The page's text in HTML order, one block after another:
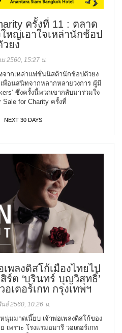
ครั้งที่ 11 : ตลาด
หญ่เอาใจเหล่านักช้อป
วยง
2560, 15:27 น.
จากเหล่าแฟชั่นนิสต้านักช้อปตัวยง
พื่อนสนิทจากหลากหลายวงการ ผู้มี
ซึ่งครั้งนี้พวกเขากลับมาร่วมใจ
Sale for Charity ครั้งที่
NEXT 30 DAYS
พลงดิสโก้เมืองไทยไป
ร์ต ‘บุรินทร์ บุญวิสุทธิ์’
เตอร์เกท กรุงเทพฯ
ธ์ 2560, 10:26 น.
นุ่มมาดเนี๊ยบ เจ้าพ่อเพลงดิสโก้ของ
เพราะ โรงแรมอมารี วอเตอร์เกท